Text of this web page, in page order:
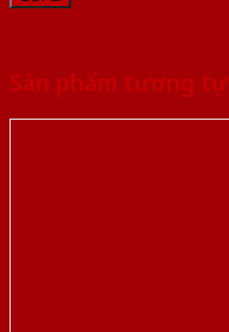
Sản phẩm tương tự